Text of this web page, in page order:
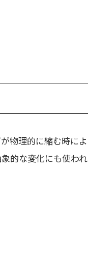
物理的に縮む時によ
的な変化にも使われ